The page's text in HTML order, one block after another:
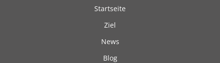
Startseite
Ziel
News
Blog